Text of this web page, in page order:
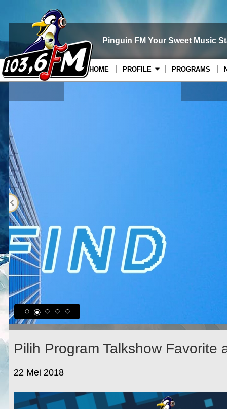
Pinguin FM Your Sweet Music
PROGRAMS
PROFILE
HOME
Pilih Program Talkshow Favorite
22 Mei 2018